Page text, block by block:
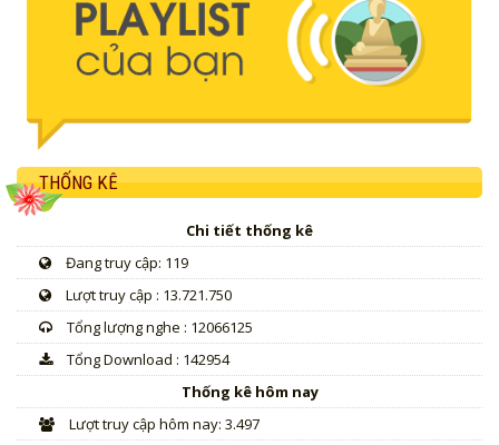
THỐNG KÊ
Chi tiết thống kê
Đang truy cập: 119
Lượt truy cập : 13.721.750
Tổng lượng nghe : 12066125
Tổng Download : 142954
Thống kê hôm nay
Lượt truy cập hôm nay: 3.497